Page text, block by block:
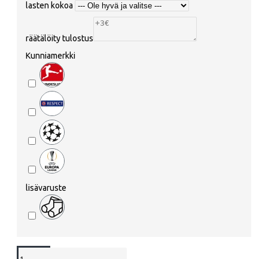
lasten kokoa
räätälöity tulostus
Kunniamerkki
lisävaruste